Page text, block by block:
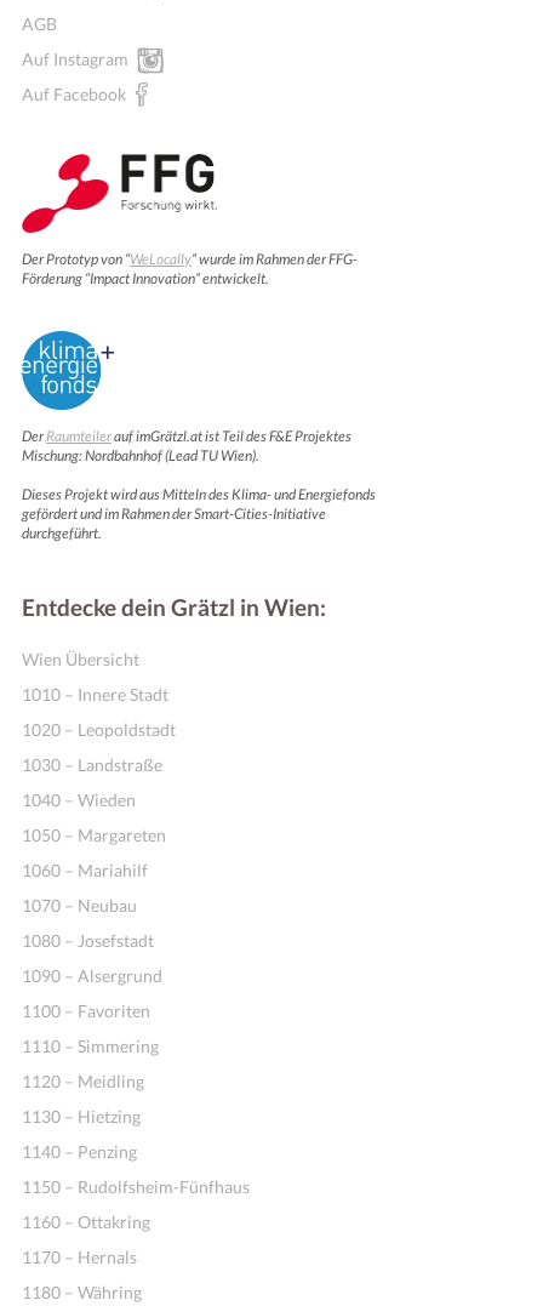
AGB
Auf Instagram
Auf Facebook
Der Prototyp von “WeLocally” wurde im Rahmen der FFG-
Förderung “Impact Innovation” entwickelt.
DerRaumteilerauf imGrätzl.at ist Teil des F&E Projektes
Mischung: Nordbahnhof (Lead TU Wien).
Dieses Projekt wird aus Mitteln des Klima- und Energiefonds
gefördert und im Rahmen der Smart-Cities-Initiative
durchgeführt.
Entdecke dein Grätzl in Wien:
Wien Übersicht
1010 – Innere Stadt
1020 – Leopoldstadt
1030 – Landstraße
1040 – Wieden
1050 – Margareten
1060 – Mariahilf
1070 – Neubau
1080 – Josefstadt
1090 – Alsergrund
1100 – Favoriten
1110 – Simmering
1120 – Meidling
1130 – Hietzing
1140 – Penzing
1150 – Rudolfsheim-Fünfhaus
1160 – Ottakring
1170 – Hernals
1180 – Währing